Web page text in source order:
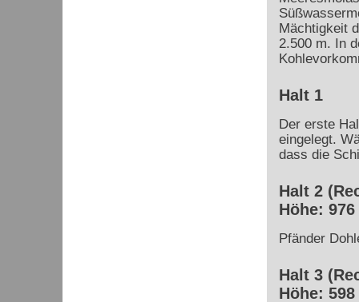
Mächtigkeit
2.500 m. In
Halt 1
Der erste
eingelegt.
dass die
Halt 2
Höhe:
Pfänder
Halt 3
Höhe: